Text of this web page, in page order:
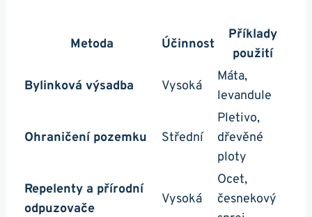
Metoda Účinnost
Příklady
použití
Bylinková výsadba
Vysoká
Máta,
levandule
Ohraničení pozemku Střední
Pletivo,
dřevěné
ploty
Repelenty a přírodní
odpuzovače
Vysoká
Ocet,
česnekový